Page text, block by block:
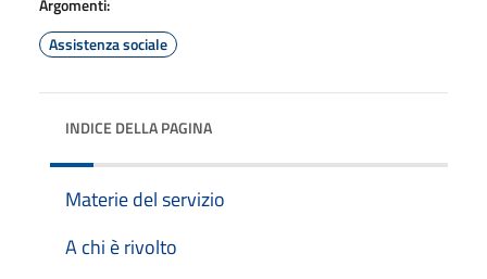
Argomenti:
Assistenza sociale
INDICE DELLA PAGINA
Materie del servizio
A chi è rivolto